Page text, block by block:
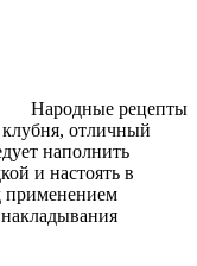
Народные рецепты
клубня, отличный
наполнить
и настоять в
применением
накладывания